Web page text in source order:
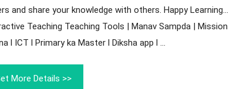
and share your knowledge with others. Happy Learning…
Teaching Teaching Tools | Manav Sampda | Mission
l ICT l Primary ka Master l Diksha app l …
More Details >>